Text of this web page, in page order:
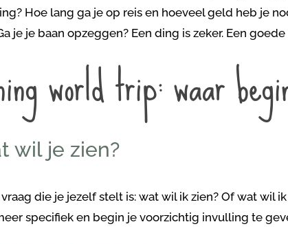
Hoe lang ga je op reis en hoeveel geld heb je
je je baan opzeggen? Een ding is zeker. Een
world trip: waar
wil je zien?
die je jezelf stelt is: wat wil ik zien? Of wat wil
specifiek en begin je voorzichtig invulling te